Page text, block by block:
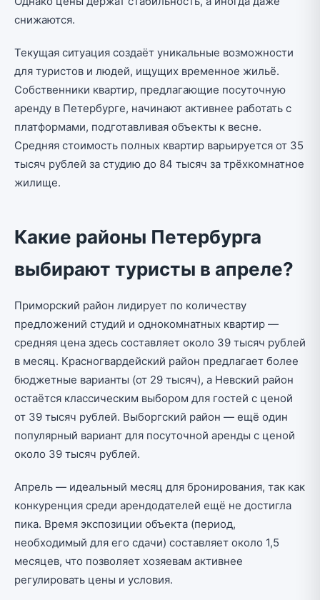
снижаются.
Текущая ситуация создаёт уникальные возможности
для туристов и людей, ищущих временное жильё.
Собственники квартир, предлагающие посуточную
аренду в Петербурге, начинают активнее работать с
платформами, подготавливая объекты к весне.
Средняя стоимость полных квартир варьируется от 35
тысяч рублей за студию до 84 тысяч за трёхкомнатное
жилище.
Какие районы Петербурга
выбирают туристы в апреле?
Приморский район лидирует по количеству
предложений студий и однокомнатных квартир —
средняя цена здесь составляет около 39 тысяч рублей
в месяц. Красногвардейский район предлагает более
бюджетные варианты (от 29 тысяч), а Невский район
остаётся классическим выбором для гостей с ценой
от 39 тысяч рублей. Выборгский район — ещё один
популярный вариант для посуточной аренды с ценой
около 39 тысяч рублей.
Апрель — идеальный месяц для бронирования, так как
конкуренция среди арендодателей ещё не достигла
пика. Время экспозиции объекта (период,
необходимый для его сдачи) составляет около 1,5
месяцев, что позволяет хозяевам активнее
регулировать цены и условия.